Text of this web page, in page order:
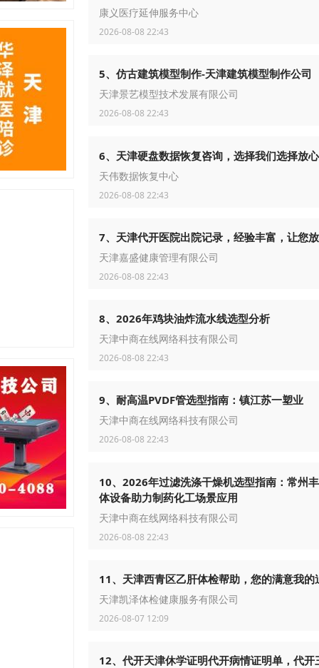
康义医疗延伸服务中心
2026-08-08 22:43
5、仿古建筑模型制作-天津建筑模型制作公司
天津景艺模型技术发展有限公司
2026-08-08 22:43
6、天津硬盘数据恢复咨询，选择我们选择放心
天伟数据恢复中心
2026-08-08 22:43
7、天津代开医院出院记录，经验丰富，让您
天津嘉盛健康管理有限公司
2026-08-08 22:43
8、2026年鸡块油炸流水线选型分析
天津中商在线网络科技有限公司
2026-08-08 22:43
9、耐高温PVDF管选型指南：镇江苏一塑业
天津中商在线网络科技有限公司
2026-08-08 22:43
10、2026年过滤洗涤干燥机选型指南：常州
体设备助力制药化工场景应用
天津中商在线网络科技有限公司
2026-08-08 22:43
11、天津西青区乙肝体检帮助，您的满意我的
天津凯泽体检健康服务有限公司
2026-08-07 12:09
12、代开天津休学证明代开病情证明单，代开